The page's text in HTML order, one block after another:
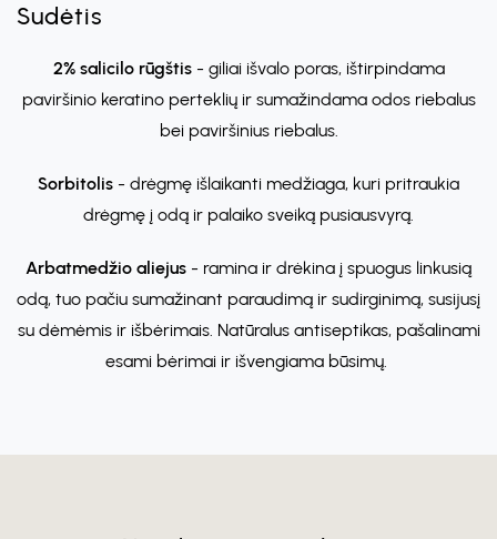
Sudėtis
2% salicilo rūgštis- giliai išvalo poras, ištirpindama
paviršinio keratino perteklių ir sumažindama odos riebalus
bei paviršinius riebalus.
Sorbitolis - drėgmę išlaikanti medžiaga, kuri pritraukia
drėgmę į odą ir palaiko sveiką pusiausvyrą.
Arbatmedžio aliejus - ramina ir drėkina į spuogus linkusią
odą, tuo pačiu sumažinant paraudimą ir sudirginimą, susijusį
su dėmėmis ir išbėrimais. Natūralus antiseptikas, pašalinami
esami bėrimai ir išvengiama būsimų.